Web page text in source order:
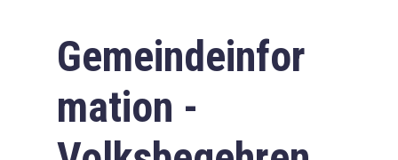
Gemeindeinfor
mation -